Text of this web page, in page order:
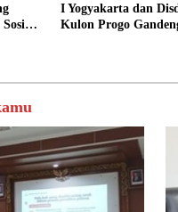
I Yogyakarta dan
Kulon Progo